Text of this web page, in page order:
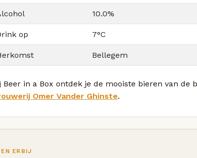
10.0%
op 7°C
Bellegem
Beer in a Box ontdek je de mooiste bieren van de
Omer Vander Ghinste.
ERBIJ